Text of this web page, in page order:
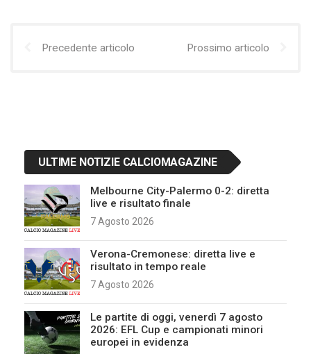
Precedente articolo Prossimo articolo
ULTIME NOTIZIE CALCIOMAGAZINE
Melbourne City-Palermo 0-2: diretta
live e risultato finale
7 Agosto 2026
Verona-Cremonese: diretta live e
risultato in tempo reale
7 Agosto 2026
Le partite di oggi, venerdì 7 agosto
2026: EFL Cup e campionati minori
europei in evidenza